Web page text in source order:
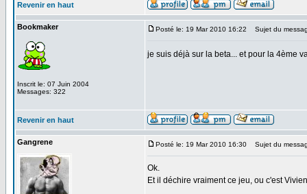
Revenir en haut
Bookmaker
Inscrit le: 07 Juin 2004
Messages: 322
Posté le: 19 Mar 2010 16:22 Sujet du
je suis déjà sur la beta... et pour la 4ème
Revenir en haut
Gangrene Posté le: 19 Mar 2010 16:30 Sujet du
Ok.
Et il déchire vraiment ce jeu, ou c'est